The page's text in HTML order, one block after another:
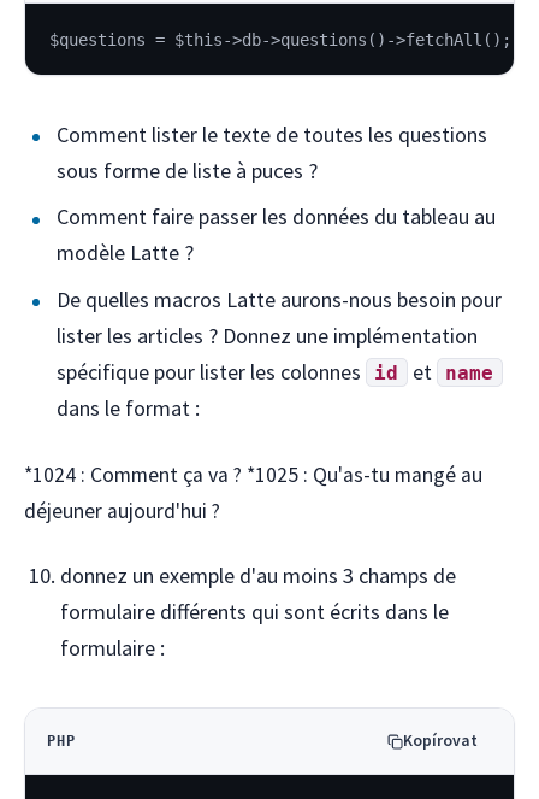
$questions = $this->db->questions()->fetchAll();
Comment lister le texte de toutes les questions
sous forme de liste à puces ?
Comment faire passer les données du tableau au
modèle Latte ?
De quelles macros Latte aurons-nous besoin pour
lister les articles ? Donnez une implémentation
spécifique pour lister les colonnes
id et name
dans le format :
*1024 : Comment ça va ? *1025 : Qu'as-tu mangé au
déjeuner aujourd'hui ?
donnez un exemple d'au moins 3 champs de
formulaire différents qui sont écrits dans le
formulaire :
PHP Kopírovat